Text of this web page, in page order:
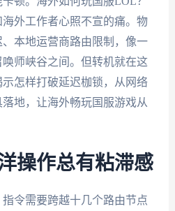
外工作者心照不宣的痛。物
本地运营商路由限制，像一
师峡谷之间。但转机就在这
怎样打破延迟枷锁，从网络
地，让海外畅玩国服游戏从
操作总有粘滞感
令需要跨越十几个路由节点